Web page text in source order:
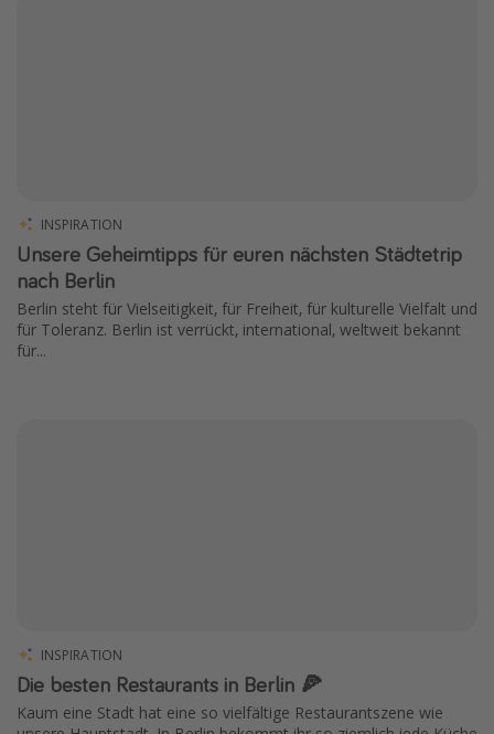
INSPIRATION
Unsere Geheimtipps für euren nächsten Städtetrip
nach Berlin
Berlin steht für Vielseitigkeit, für Freiheit, für kulturelle Vielfalt und
für Toleranz. Berlin ist verrückt, international, weltweit bekannt
für...
INSPIRATION
Die besten Restaurants in Berlin 🍕
Kaum eine Stadt hat eine so vielfältige Restaurantszene wie